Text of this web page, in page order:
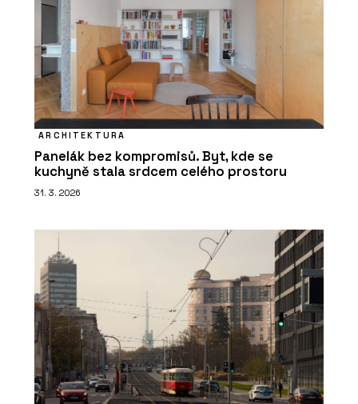
ARCHITEKTURA
Panelák bez kompromisů. Byt, kde se
kuchyně stala srdcem celého prostoru
31. 3. 2026